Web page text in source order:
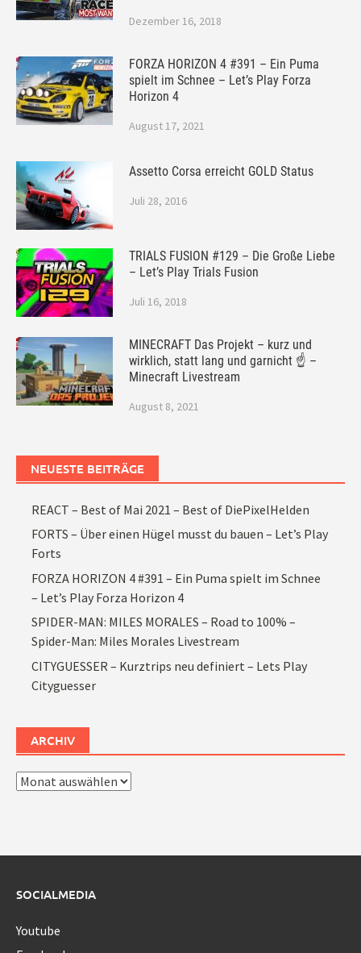
Dezember 16, 2018
FORZA HORIZON 4 #391 – Ein Puma
spielt im Schnee – Let’s Play Forza
Horizon 4
August 17, 2021
Assetto Corsa erreicht GOLD Status
Juli 28, 2016
TRIALS FUSION #129 – Die Große Liebe
– Let’s Play Trials Fusion
Juli 16, 2018
MINECRAFT Das Projekt – kurz und
wirklich, statt lang und garnicht ☝ –
Minecraft Livestream
August 8, 2021
NEUESTE BEITRÄGE
REACT – Best of Mai 2021 – Best of DiePixelHelden
FORTS – Über einen Hügel musst du bauen – Let’s Play
Forts
FORZA HORIZON 4 #391 – Ein Puma spielt im Schnee
– Let’s Play Forza Horizon 4
SPIDER-MAN: MILES MORALES – Road to 100% –
Spider-Man: Miles Morales Livestream
CITYGUESSER – Kurztrips neu definiert – Lets Play
Cityguesser
ARCHIV
Archiv
SOCIALMEDIA
Youtube